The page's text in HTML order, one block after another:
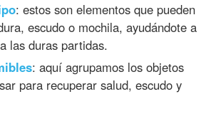
: estos son elementos que pueden
escudo o mochila, ayudándote a
las duras partidas.
: aquí agrupamos los objetos
para recuperar salud, escudo y